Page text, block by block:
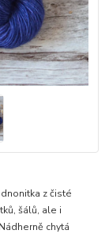
z čisté
šálů, ale i
chytá